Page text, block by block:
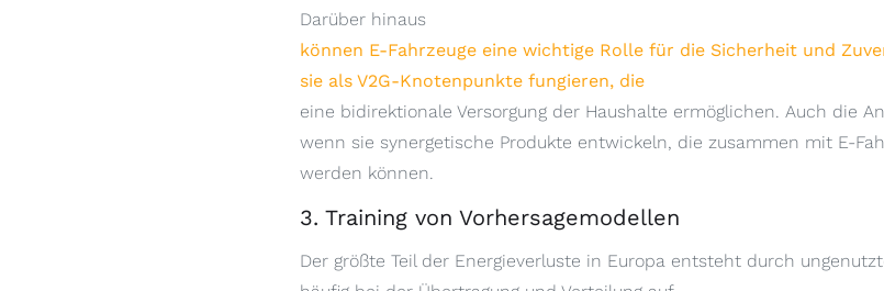
Darüber hinaus
können E-Fahrzeuge eine wichtige Rolle für die Sicherheit und
sie als V2G-Knotenpunkte fungieren, die
eine bidirektionale Versorgung der Haushalte ermöglichen. Auch die
wenn sie synergetische Produkte entwickeln, die zusammen mit E-
werden können.
3. Training von Vorhersagemodellen
Der größte Teil der Energieverluste in Europa entsteht durch